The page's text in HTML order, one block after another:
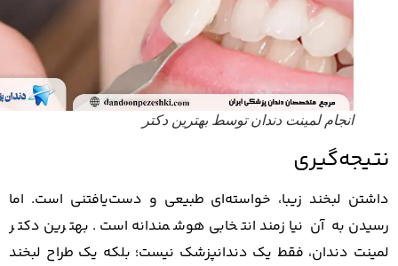
انجام لمینت دندان توسط بهترین دکتر
لبخند زیبا، خواسته‌ای طبیعی و دست‌یافتنی است. اما
به آن نیازمند انتخابی هوشمندانه است. بهترین دکتر
دندان، فقط یک دندانپزشک نیست؛ بلکه یک طراح لبخند